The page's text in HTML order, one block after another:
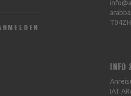
INFO
IAT